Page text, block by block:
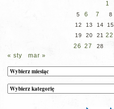
1
5 6 7 8
12
13 14 15
19
20 21 22
26 27 28
« sty mar »
Archiwum
Kategorie
wpisów